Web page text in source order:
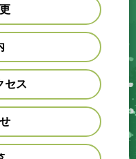
セス